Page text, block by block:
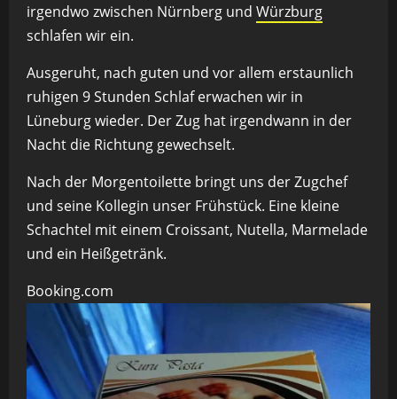
irgendwo zwischen Nürnberg und Würzburg
schlafen wir ein.
Ausgeruht, nach guten und vor allem erstaunlich
ruhigen 9 Stunden Schlaf erwachen wir in
Lüneburg wieder. Der Zug hat irgendwann in der
Nacht die Richtung gewechselt.
Nach der Morgentoilette bringt uns der Zugchef
und seine Kollegin unser Frühstück. Eine kleine
Schachtel mit einem Croissant, Nutella, Marmelade
und ein Heißgetränk.
Booking.com